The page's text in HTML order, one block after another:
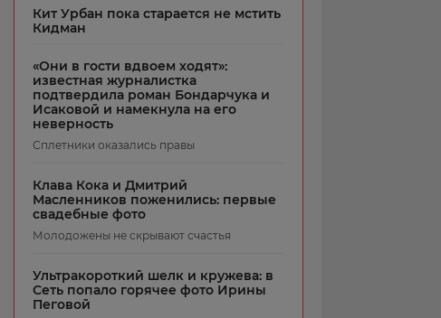
Кит Урбан пока старается не мстить
Кидман
«Они в гости вдвоем ходят»:
известная журналистка
подтвердила роман Бондарчука и
Исаковой и намекнула на его
неверность
Сплетники оказались правы
Клава Кока и Дмитрий
Масленников поженились: первые
свадебные фото
Молодожены не скрывают счастья
Ультракороткий шелк и кружева: в
Сеть попало горячее фото Ирины
Пеговой